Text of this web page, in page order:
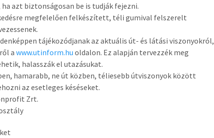
azt biztonságosan be is tudják fejezni.
megfelelően felkészített, téli gumival felszerelt
tájékozódjanak az aktuális út- és látási viszonyokról,
awww.utinform.hu oldalon. Ez alapján tervezzék meg
halasszák el utazásukat.
hamarabb, ne út közben, téliesebb útviszonyok között
az esetleges késéseket.
Zrt.